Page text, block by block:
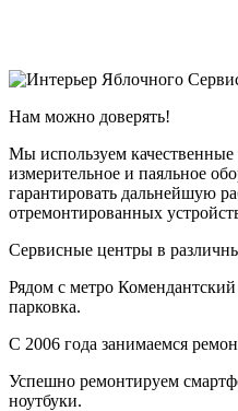
Нам можно доверять!
Мы используем качественные
измерительное и паяльное
гарантировать дальнейшую
отремонтированных
Cервисные центры в
Рядом с метро
парковка.
С 2006 года занимаемся
Успешно ремонтируем
ноутбуки.